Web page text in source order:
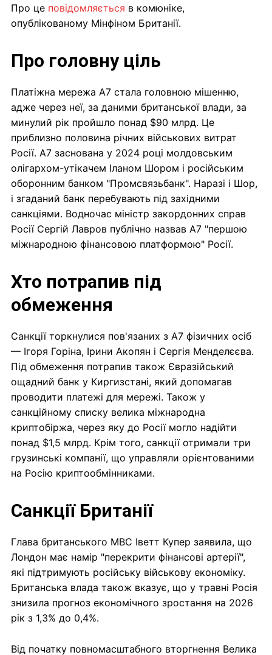
Про це повідомляється в комюніке,
опублікованому Мінфіном Британії.
Про головну ціль
Платіжна мережа A7 стала головною мішенню,
адже через неї, за даними британської влади, за
минулий рік пройшло понад $90 млрд. Це
приблизно половина річних військових витрат
Росії. A7 заснована у 2024 році молдовським
олігархом-утікачем Іланом Шором і російським
оборонним банком "Промсвязьбанк". Наразі і Шор,
і згаданий банк перебувають під західними
санкціями. Водночас міністр закордонних справ
Росії Сергій Лавров публічно назвав A7 "першою
міжнародною фінансовою платформою" Росії.
Хто потрапив під
обмеження
Санкції торкнулися пов'язаних з A7 фізичних осіб
— Ігоря Горіна, Ірини Акопян і Сергія Менделєєва.
Під обмеження потрапив також Євразійський
ощадний банк у Киргизстані, який допомагав
проводити платежі для мережі. Також у
санкційному списку велика міжнародна
криптобіржа, через яку до Росії могло надійти
понад $1,5 млрд. Крім того, санкції отримали три
грузинські компанії, що управляли орієнтованими
на Росію криптообмінниками.
Санкції Британії
Глава британського МВС Іветт Купер заявила, що
Лондон має намір "перекрити фінансові артерії",
які підтримують російську військову економіку.
Британська влада також вказує, що у травні Росія
знизила прогноз економічного зростання на 2026
рік з 1,3% до 0,4%.
Від початку повномасштабного вторгнення Велика